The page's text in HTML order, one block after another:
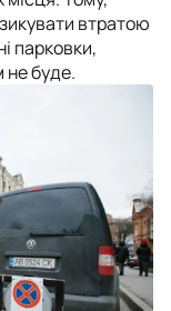
втратою
парковки,
не буде.